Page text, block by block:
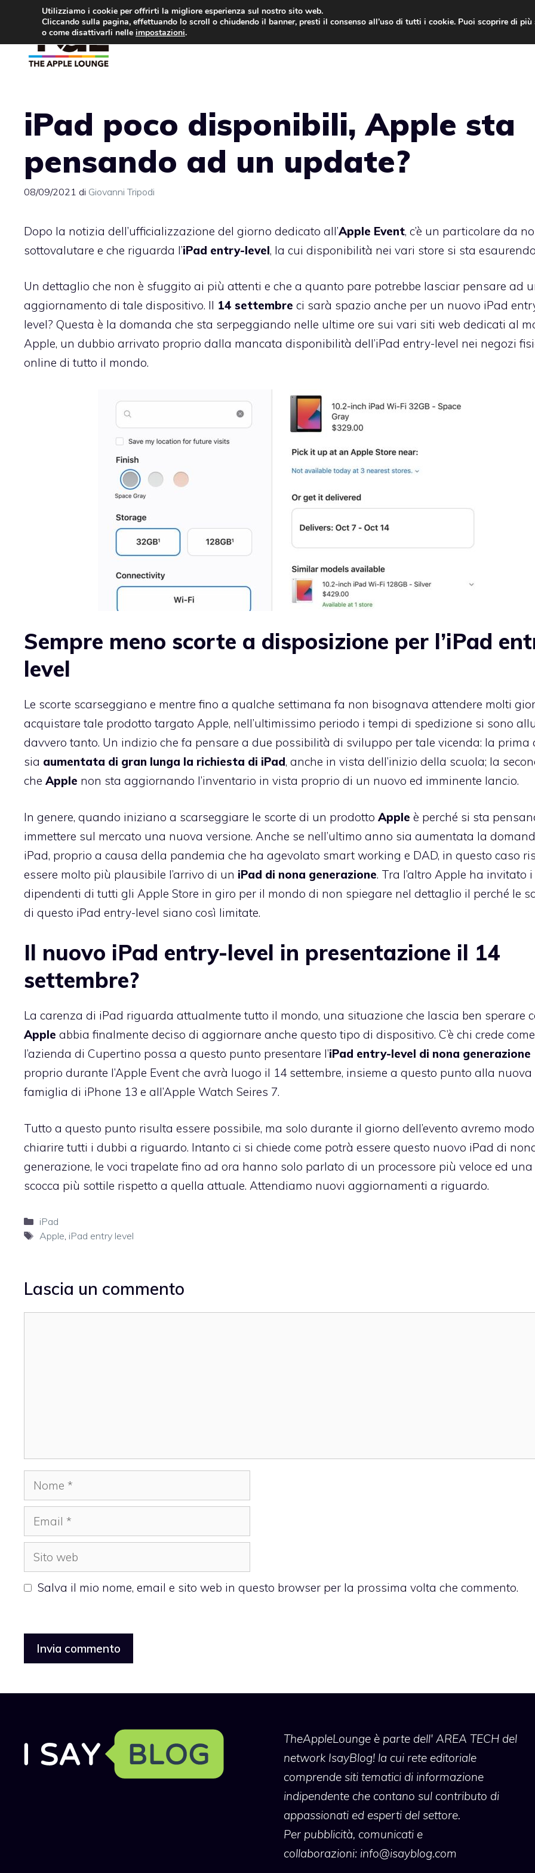
contenuto
iPad poco disponibili, Apple sta
pensando ad un update?
08/09/2021 di Giovanni Tripodi
Dopo la notizia dell’ufficializzazione del giorno dedicato all’Apple Event, c’è un particolare da
sottovalutare e che riguarda l’iPad entry-level, la cui disponibilità nei vari store si sta
Un dettaglio che non è sfuggito ai più attenti e che a quanto pare potrebbe lasciar pensare ad
aggiornamento di tale dispositivo. Il 14 settembre ci sarà spazio anche per un nuovo iPad
level? Questa è la domanda che sta serpeggiando nelle ultime ore sui vari siti web dedicati al
Apple, un dubbio arrivato proprio dalla mancata disponibilità dell’iPad entry-level nei negozi
online di tutto il mondo.
Sempre meno scorte a disposizione per l’iPad
level
Le scorte scarseggiano e mentre fino a qualche settimana fa non bisognava attendere molti
acquistare tale prodotto targato Apple, nell’ultimissimo periodo i tempi di spedizione si sono
davvero tanto. Un indizio che fa pensare a due possibilità di sviluppo per tale vicenda: la prima
sia aumentata di gran lunga la richiesta di iPad, anche in vista dell’inizio della scuola; la
che Apple non sta aggiornando l’inventario in vista proprio di un nuovo ed imminente lancio.
In genere, quando iniziano a scarseggiare le scorte di un prodotto Apple è perché si sta
immettere sul mercato una nuova versione. Anche se nell’ultimo anno sia aumentata la
iPad, proprio a causa della pandemia che ha agevolato smart working e DAD, in questo caso
essere molto più plausibile l’arrivo di un iPad di nona generazione. Tra l’altro Apple ha invitato
dipendenti di tutti gli Apple Store in giro per il mondo di non spiegare nel dettaglio il perché le
di questo iPad entry-level siano così limitate.
Il nuovo iPad entry-level in presentazione il 14
settembre?
La carenza di iPad riguarda attualmente tutto il mondo, una situazione che lascia ben sperare
Apple abbia finalmente deciso di aggiornare anche questo tipo di dispositivo. C’è chi crede come
l’azienda di Cupertino possa a questo punto presentare l’iPad entry-level di nona generazione
proprio durante l’Apple Event che avrà luogo il 14 settembre, insieme a questo punto alla nuova
famiglia di iPhone 13 e all’Apple Watch Seires 7.
Tutto a questo punto risulta essere possibile, ma solo durante il giorno dell’evento avremo
chiarire tutti i dubbi a riguardo. Intanto ci si chiede come potrà essere questo nuovo iPad di
generazione, le voci trapelate fino ad ora hanno solo parlato di un processore più veloce ed una
scocca più sottile rispetto a quella attuale. Attendiamo nuovi aggiornamenti a riguardo.
Categorie
iPad
Tag
Apple, iPad entry level
Lascia un commento
Nome
Email
Sito
web
Salva il mio nome, email e sito web in questo browser per la prossima volta che commento.
TheAppleLoungeè parte dell' AREA TECH del
network IsayBlog! la cui rete editoriale
comprende siti tematici di informazione
indipendente che contano sul contributo di
appassionati ed esperti del settore.
Per pubblicità, comunicati e
collaborazioni: info@isayblog.com
Utilizziamo i cookie per offrirti la migliore esperienza sul nostro sito web.
Cliccando sulla pagina, effettuando lo scroll o chiudendo il banner, presti il consenso all’uso di tutti i cookie. Puoi scoprire di
o come disattivarli nelle impostazioni.